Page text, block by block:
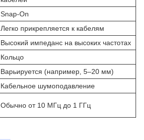
Snap-On
Легко прикрепляется к кабелям
Высокий импеданс на высоких частотах
Кольцо
Варьируется (например, 5–20 мм)
Кабельное шумоподавление
Обычно от 10 МГц до 1 ГГц